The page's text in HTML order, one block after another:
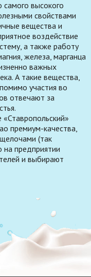
самого высокого
свойствами
вещества и
воздействие
а также работу
железа, марганца
важных
А такие вещества,
участия во
отвечают за
премиум-качества,
(так
на предприятии
и выбирают